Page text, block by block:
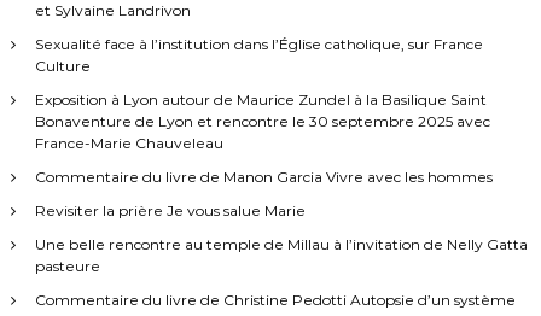
et Sylvaine Landrivon
Sexualité face à l’institution dans l’Église catholique, sur France
Culture
Exposition à Lyon autour de Maurice Zundel à la Basilique Saint
Bonaventure de Lyon et rencontre le 30 septembre 2025 avec
France-Marie Chauveleau
Commentaire du livre de Manon Garcia Vivre avec les hommes
Revisiter la prière Je vous salue Marie
Une belle rencontre au temple de Millau à l’invitation de Nelly Gatta
pasteure
Commentaire du livre de Christine Pedotti Autopsie d’un système